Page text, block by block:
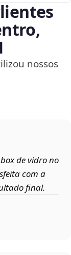
nossos
de vidro no
com a
final.